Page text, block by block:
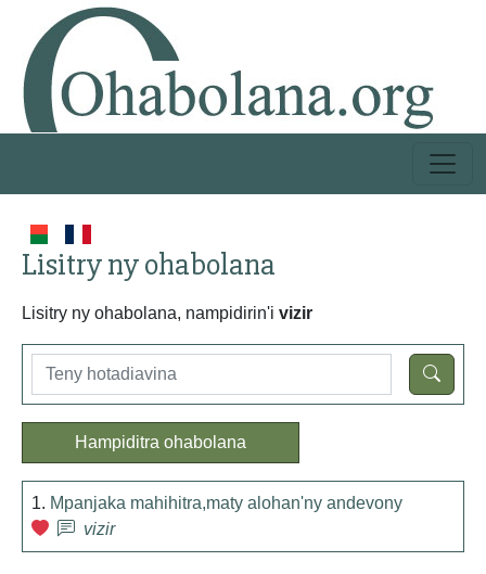
Lisitry ny ohabolana
Lisitry ny ohabolana, nampidirin'i vizir
Hampiditra ohabolana
1. Mpanjaka mahihitra,maty alohan'ny andevony
vizir